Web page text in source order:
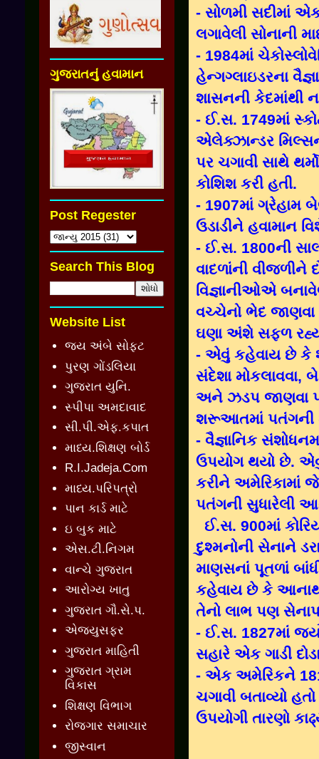
- સોળમી સદીમાં
લગાવેલી સોનાની
- 1984માં
હેન્ગગ્લાઇડરના
શાસનની કેદમાંથી
- ઈ.સ. 1749માં
એલેક્ઝાન્ડર
પર ચગાવી સાથે
કોશિશ કરી હતી.
- 1907માં ગ્રેહામ
ઉડાડીને હવામાન
- ઈ.સ. 1800ની
વાદળાંની વીજળીને
વિજ્ઞાનીઓએ
વચ્ચેનો ભેદ જાણવા
ઘણા અંશે સફળ
- એવું કહેવાય છે કે
સંદેશા મોકલાવવા,
અને ઝડપ જાણવા
શરૂઆતમાં પતંગની
- વૈજ્ઞાનિક
ઉપયોગ થયો છે.
કરીને અમેરિકામાં
પતંગની સુધારેલી
ઈ.સ. 900માં
દુશ્મનોની સેનાને
માણસનાં પૂતળાં
કહેવાય છે કે
તેનો લાભ પણ
- ઈ.સ. 1827માં
સહારે એક ગાડી
- એક અમેરિકને
ચગાવી બતાવ્યો
ઉપયોગી તારણો
ગુજરાતનું હવામાન
Post Regester
Search This Blog
Website List
જય અંબે સોફ્ટ
પુરણ ગોંડલિયા
ગુજરાત યુનિ.
સ્પીપા અમદાવાદ
સી.પી.એફ.કપાત
માધ્ય.શિક્ષણ બોર્ડ
R.I.Jadeja.Com
માધ્ય.પરિપત્રો
પાન કાર્ડ માટે
ઇ બુક માટે
એસ.ટી.નિગમ
વાન્ચે ગુજરાત
આરોગ્ય ખાતુ
ગુજરાત ગૌ.સે.પ.
એજ્યુસફર
ગુજરાત માહિતી
ગુજરાત ગ્રામ
વિકાસ
શિક્ષણ વિભાગ
રોજગાર સમાચાર
જીસ્વાન